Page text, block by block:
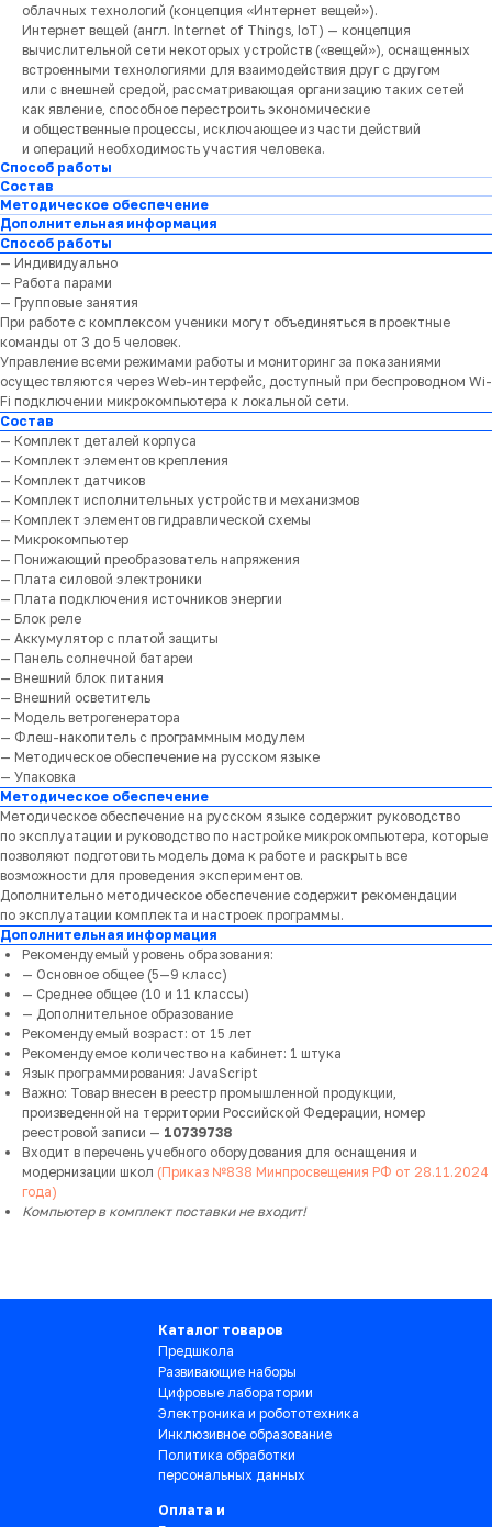
облачных технологий (концепция «Интернет вещей»).
Интернет вещей (англ. Internet of Things, IoT) — концепция
вычислительной сети некоторых устройств («вещей»), оснащенных
встроенными технологиями для взаимодействия друг с другом
или с внешней средой, рассматривающая организацию таких сетей
как явление, способное перестроить экономические
и общественные процессы, исключающее из части действий
и операций необходимость участия человека.
Способ работы
Состав
Методическое обеспечение
Дополнительная информация
Способ работы
— Индивидуально
— Работа парами
— Групповые занятия
При работе с комплексом ученики могут объединяться в проектные
команды от 3 до 5 человек.
Управление всеми режимами работы и мониторинг за показаниями
осуществляются через Web-интерфейс, доступный при беспроводном Wi-
Fi подключении микрокомпьютера к локальной сети.
Состав
— Комплект деталей корпуса
— Комплект элементов крепления
— Комплект датчиков
— Комплект исполнительных устройств и механизмов
— Комплект элементов гидравлической схемы
— Микрокомпьютер
— Понижающий преобразователь напряжения
— Плата силовой электроники
— Плата подключения источников энергии
— Блок реле
— Аккумулятор с платой защиты
— Панель солнечной батареи
— Внешний блок питания
— Внешний осветитель
— Модель ветрогенератора
— Флеш-накопитель с программным модулем
— Методическое обеспечение на русском языке
— Упаковка
Методическое обеспечение
Методическое обеспечение на русском языке содержит руководство
по эксплуатации и руководство по настройке микрокомпьютера, которые
позволяют подготовить модель дома к работе и раскрыть все
возможности для проведения экспериментов.
Дополнительно методическое обеспечение содержит рекомендации
по эксплуатации комплекта и настроек программы.
Дополнительная информация
Рекомендуемый уровень образования:
— Основное общее (5—9 класс)
— Среднее общее (10 и 11 классы)
— Дополнительное образование
Рекомендуемый возраст: от 15 лет
Рекомендуемое количество на кабинет: 1 штука
Язык программирования: JavaScript
Важно: Товар внесен в реестр промышленной продукции,
произведенной на территории Российской Федерации, номер
реестровой записи — 10739738
Входит в перечень учебного оборудования для оснащения и
модернизации школ (Приказ №838 Минпросвещения РФ от 28.11.2024
года)
Компьютер в комплект поставки не входит!
Каталог товаров
Оплата и
Предшкола
Развивающие наборы
Цифровые лаборатории
Электроника и робототехника
Инклюзивное образование
Политика обработки
персональных данных